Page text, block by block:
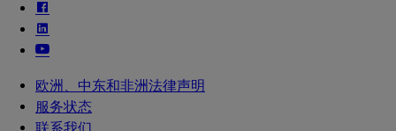
欧洲、中东和非洲法律声明
服务状态